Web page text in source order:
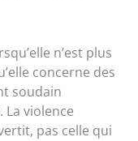
n’est plus
concerne des
soudain
violence
pas celle qui